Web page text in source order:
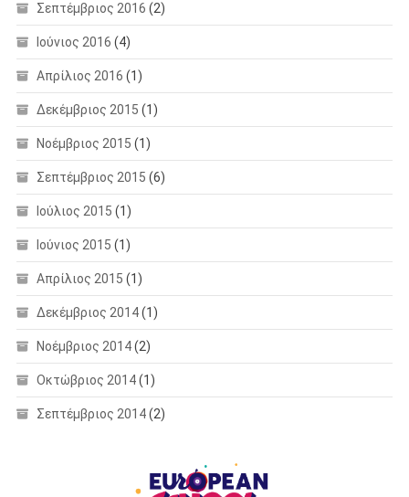
Σεπτέμβριος 2016 (2)
Ιούνιος 2016 (4)
Απρίλιος 2016 (1)
Δεκέμβριος 2015 (1)
Νοέμβριος 2015 (1)
Σεπτέμβριος 2015 (6)
Ιούλιος 2015 (1)
Ιούνιος 2015 (1)
Απρίλιος 2015 (1)
Δεκέμβριος 2014(1)
Νοέμβριος 2014(2)
Οκτώβριος 2014(1)
Σεπτέμβριος 2014(2)